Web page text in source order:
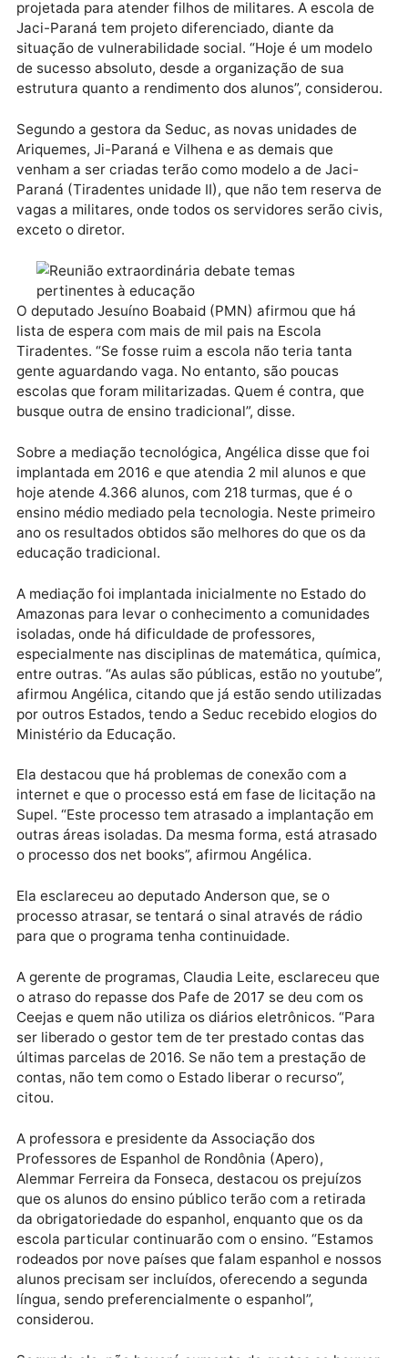
policial militar. “Escola é local democrático, de
de produção cultural e com os militares tudo será
imposto. Esta postura é contrária a tudo o que
lutamos”, afirmou.
A diretora de Educação da Seduc, Angélica Aires,
esclareceu que a Escola Tiradentes foi inicialmente
projetada para atender filhos de militares. A escola
Jaci-Paraná tem projeto diferenciado, diante da
situação de vulnerabilidade social. “Hoje é um
estrutura quanto a rendimento dos alunos”,
Segundo a gestora da Seduc, as novas unidades de
Ariquemes, Ji-Paraná e Vilhena e as demais que
venham a ser criadas terão como modelo a de Jaci-
Paraná (Tiradentes unidade II), que não tem reserva
vagas a militares, onde todos os servidores serão
exceto o diretor.
O deputado Jesuíno Boabaid (PMN) afirmou que há
lista de espera com mais de mil pais na Escola
Tiradentes. “Se fosse ruim a escola não teria tanta
escolas que foram militarizadas. Quem é contra, que
busque outra de ensino tradicional”, disse.
Sobre a mediação tecnológica, Angélica disse que
implantada em 2016 e que atendia 2 mil alunos e que
hoje atende 4.366 alunos, com 218 turmas, que é o
ensino médio mediado pela tecnologia. Neste
educação tradicional.
A mediação foi implantada inicialmente no Estado do
Amazonas para levar o conhecimento a
especialmente nas disciplinas de matemática,
entre outras. “As aulas são públicas, estão no
afirmou Angélica, citando que já estão sendo
Ministério da Educação.
Ela destacou que há problemas de conexão com a
internet e que o processo está em fase de licitação
Supel. “Este processo tem atrasado a implantação
outras áreas isoladas. Da mesma forma, está
Ela esclareceu ao deputado Anderson que, se o
processo atrasar, se tentará o sinal através de rádio
para que o programa tenha continuidade.
A gerente de programas, Claudia Leite, esclareceu
o atraso do repasse dos Pafe de 2017 se deu com os
Ceejas e quem não utiliza os diários eletrônicos.
ser liberado o gestor tem de ter prestado contas das